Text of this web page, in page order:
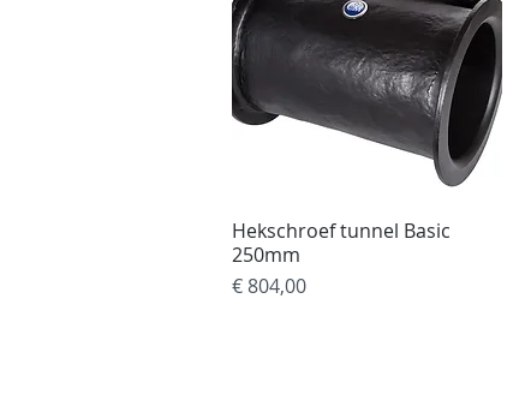
Snel overzicht
Hekschroef tunnel Basic
250mm
Prijs
€ 804,00